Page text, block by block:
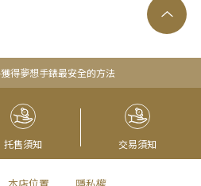
得夢想手錶最安全的方法
托售須知 交易須知